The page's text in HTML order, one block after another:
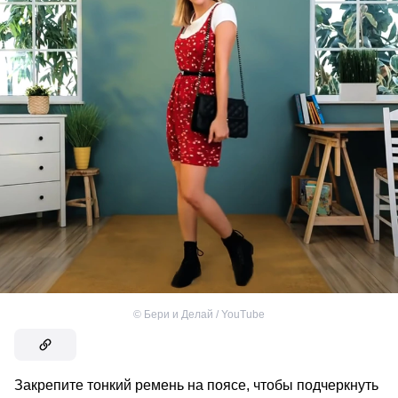
© Бери и Делай / YouTube
Закрепите тонкий ремень на поясе, чтобы подчеркнуть